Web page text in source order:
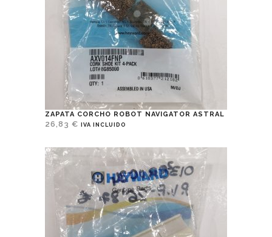
ZAPATA CORCHO ROBOT NAVIGATOR ASTRAL
26,83 € IVA INCLUIDO